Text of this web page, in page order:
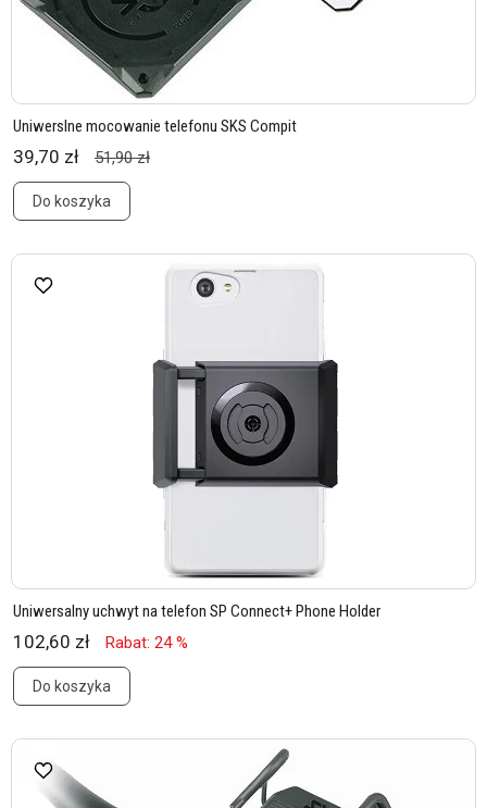
Uniwerslne mocowanie telefonu SKS Compit
39,70 zł 51,90 zł
Do koszyka
Uniwersalny uchwyt na telefon SP Connect+ Phone Holder
102,60 zł Rabat: 24 %
Do koszyka